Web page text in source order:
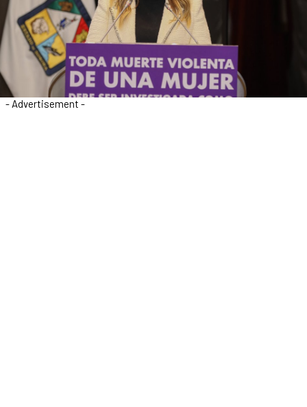
- Advertisement -